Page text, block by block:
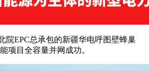
院EPC总承包的新疆华电呼图壁蜂巢
项目全容量并网成功。